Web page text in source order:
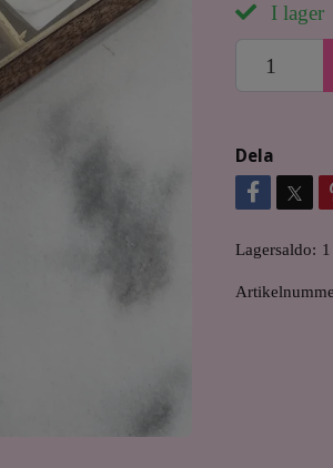
I lager
Dela
Lagersaldo: 1